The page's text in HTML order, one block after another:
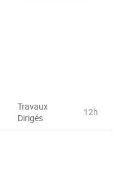
Travaux
Dirigés
12h